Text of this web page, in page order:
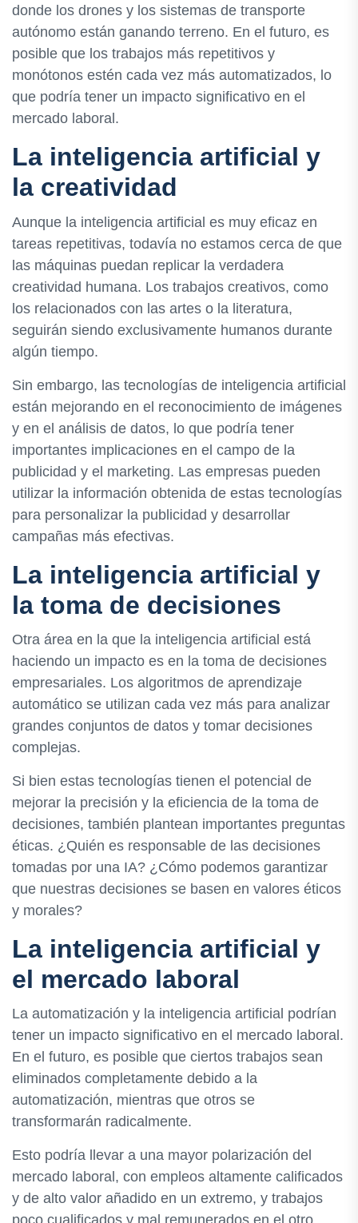
donde los drones y los sistemas de transporte
autónomo están ganando terreno. En el futuro, es
posible que los trabajos más repetitivos y
monótonos estén cada vez más automatizados, lo
que podría tener un impacto significativo en el
mercado laboral.
La inteligencia artificial y
la creatividad
Aunque la inteligencia artificial es muy eficaz en
tareas repetitivas, todavía no estamos cerca de que
las máquinas puedan replicar la verdadera
creatividad humana. Los trabajos creativos, como
los relacionados con las artes o la literatura,
seguirán siendo exclusivamente humanos durante
algún tiempo.
Sin embargo, las tecnologías de inteligencia artificial
están mejorando en el reconocimiento de imágenes
y en el análisis de datos, lo que podría tener
importantes implicaciones en el campo de la
publicidad y el marketing. Las empresas pueden
utilizar la información obtenida de estas tecnologías
para personalizar la publicidad y desarrollar
campañas más efectivas.
La inteligencia artificial y
la toma de decisiones
Otra área en la que la inteligencia artificial está
haciendo un impacto es en la toma de decisiones
empresariales. Los algoritmos de aprendizaje
automático se utilizan cada vez más para analizar
grandes conjuntos de datos y tomar decisiones
complejas.
Si bien estas tecnologías tienen el potencial de
mejorar la precisión y la eficiencia de la toma de
decisiones, también plantean importantes preguntas
éticas. ¿Quién es responsable de las decisiones
tomadas por una IA? ¿Cómo podemos garantizar
que nuestras decisiones se basen en valores éticos
y morales?
La inteligencia artificial y
el mercado laboral
La automatización y la inteligencia artificial podrían
tener un impacto significativo en el mercado laboral.
En el futuro, es posible que ciertos trabajos sean
eliminados completamente debido a la
automatización, mientras que otros se
transformarán radicalmente.
Esto podría llevar a una mayor polarización del
mercado laboral, con empleos altamente calificados
y de alto valor añadido en un extremo, y trabajos
poco cualificados y mal remunerados en el otro.